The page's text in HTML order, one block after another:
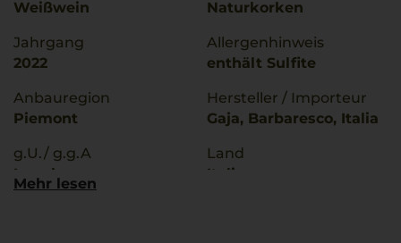
Weißwein
Jahrgang
2022
Anbauregion
Piemont
g.U./ g.g.A
Langhe
Naturkorken
Allergenhinweis
enthält Sulfite
Hersteller / Importeur
Gaja, Barbaresco, Italia
Land
Italien
Mehr lesen